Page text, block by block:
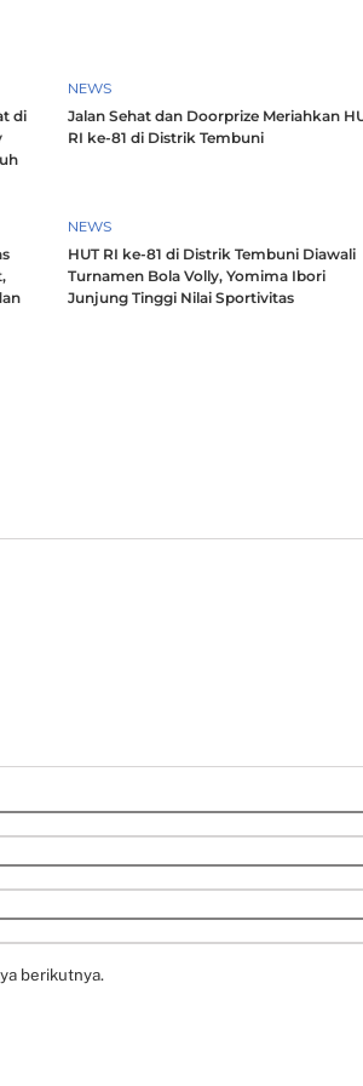
di
NEWS
Jalan Sehat dan Doorprize Meriahkan
RI ke-81 di Distrik Tembuni
NEWS
HUT RI ke-81 di Distrik Tembuni Diawali
Turnamen Bola Volly, Yomima Ibori
Junjung Tinggi Nilai Sportivitas
berikutnya.